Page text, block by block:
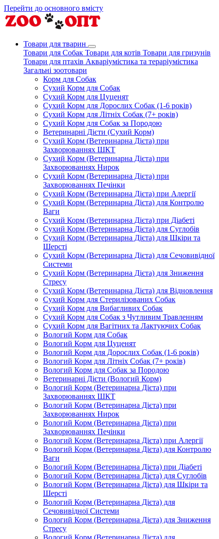
Перейти до основного вмісту
Товари для тварин
Товари для Собак Товари для котів Товари для гризунів
Товари для птахів Акваріумістика та тераріумістика
Загальні зоотовари
Корм для Собак
Сухий Корм для Собак
Сухий Корм для Цуценят
Сухий Корм для Дорослих Собак (1-6 років)
Сухий Корм для Літніх Собак (7+ років)
Сухий Корм для Собак за Породою
Ветеринарні Дієти (Сухий Корм)
Сухий Корм (Ветеринарна Дієта) при
Захворюваннях ШКТ
Сухий Корм (Ветеринарна Дієта) при
Захворюваннях Нирок
Сухий Корм (Ветеринарна Дієта) при
Захворюваннях Печінки
Сухий Корм (Ветеринарна Дієта) при Алергії
Сухий Корм (Ветеринарна Дієта) для Контролю
Ваги
Сухий Корм (Ветеринарна Дієта) при Діабеті
Сухий Корм (Ветеринарна Дієта) для Суглобів
Сухий Корм (Ветеринарна Дієта) для Шкіри та
Шерсті
Сухий Корм (Ветеринарна Дієта) для Сечовивідної
Системи
Сухий Корм (Ветеринарна Дієта) для Зниження
Стресу
Сухий Корм (Ветеринарна Дієта) для Відновлення
Сухий Корм для Стерилізованих Собак
Сухий Корм для Вибагливих Собак
Сухий Корм для Собак з Чутливим Травленням
Сухий Корм для Вагітних та Лактуючих Собак
Вологий Корм для Собак
Вологий Корм для Цуценят
Вологий Корм для Дорослих Собак (1-6 років)
Вологий Корм для Літніх Собак (7+ років)
Вологий Корм для Собак за Породою
Ветеринарні Дієти (Вологий Корм)
Вологий Корм (Ветеринарна Дієта) при
Захворюваннях ШКТ
Вологий Корм (Ветеринарна Дієта) при
Захворюваннях Нирок
Вологий Корм (Ветеринарна Дієта) при
Захворюваннях Печінки
Вологий Корм (Ветеринарна Дієта) при Алергії
Вологий Корм (Ветеринарна Дієта) для Контролю
Ваги
Вологий Корм (Ветеринарна Дієта) при Діабеті
Вологий Корм (Ветеринарна Дієта) для Суглобів
Вологий Корм (Ветеринарна Дієта) для Шкіри та
Шерсті
Вологий Корм (Ветеринарна Дієта) для
Сечовивідної Системи
Вологий Корм (Ветеринарна Дієта) для Зниження
Стресу
Вологий Корм (Ветеринарна Дієта) для